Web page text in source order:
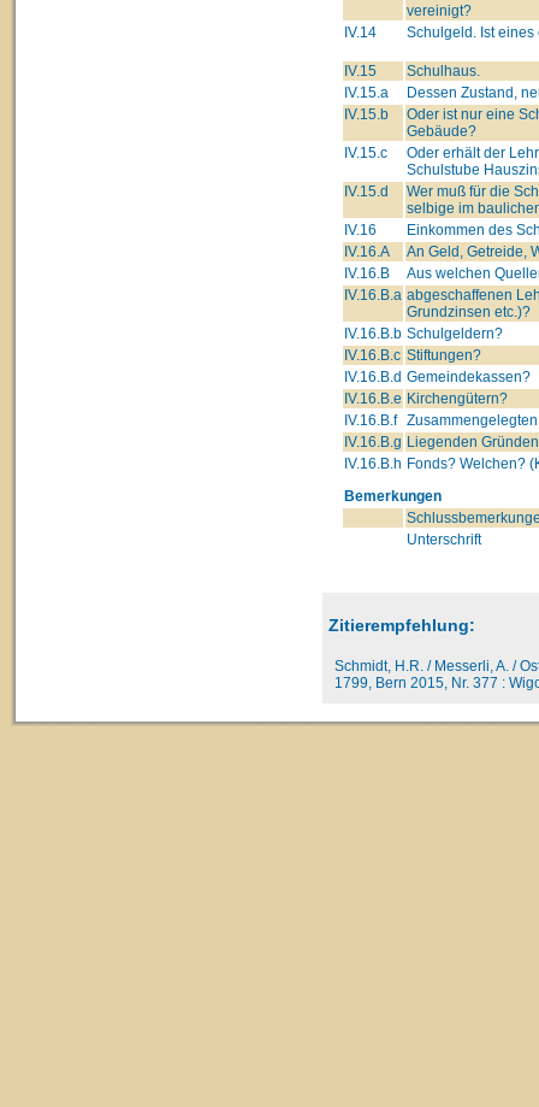
vereinigt?
IV.14
Schulgeld. Ist
IV.15
Schulhaus.
IV.15.a
Dessen Zustand,
IV.15.b
Oder ist nur eine
Gebäude?
IV.15.c
Oder erhält der
Schulstube
IV.15.d
Wer muß für die
selbige im
IV.16
Einkommen des
IV.16.A
An Geld, Getreide,
IV.16.B
Aus welchen
IV.16.B.a abgeschaffenen
Grundzinsen etc.)?
IV.16.B.b Schulgeldern?
IV.16.B.c Stiftungen?
IV.16.B.d Gemeindekassen?
IV.16.B.e Kirchengütern?
IV.16.B.f
IV.16.B.g Liegenden
IV.16.B.h Fonds? Welchen?
Bemerkungen
Unterschrift
Zitierempfehlung:
Schmidt, H.R. / Messerli, A. /
1799, Bern 2015, Nr. 377 :